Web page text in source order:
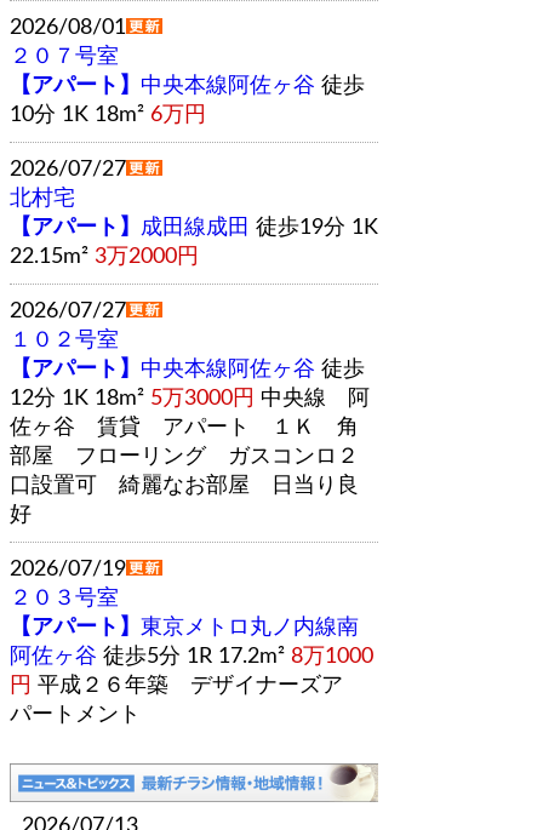
2026/08/01
２０７号室
【アパート】 中央本線阿佐ヶ谷 徒歩
10分 1K 18m² 6万円
2026/07/27
北村宅
【アパート】 成田線成田 徒歩19分 1K
22.15m² 3万2000円
2026/07/27
１０２号室
【アパート】 中央本線阿佐ヶ谷 徒歩
12分 1K 18m² 5万3000円 中央線 阿
佐ヶ谷 賃貸 アパート １Ｋ 角
部屋 フローリング ガスコンロ２
口設置可 綺麗なお部屋 日当り良
好
2026/07/19
２０３号室
【アパート】 東京メトロ丸ノ内線南
阿佐ヶ谷 徒歩5分 1R 17.2m² 8万1000
円 平成２６年築 デザイナーズア
パートメント